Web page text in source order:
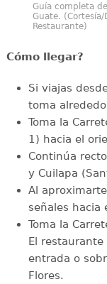
Guía completa
Guate. (Cortesía/
Restaurante)
Cómo llegar?
Si viajas
toma
Toma la
1) hacia el
Continúa
y Cuilapa
Al
señales hacia
Toma la
El
entrada o
Flores.